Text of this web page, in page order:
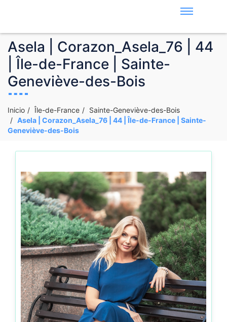
Asela | Corazon_Asela_76 | 44
| Île-de-France | Sainte-
Geneviève-des-Bois
Inicio Île-de-France
Sainte-Geneviève-des-Bois
Asela | Corazon_Asela_76 | 44 | Île-de-France | Sainte-
Geneviève-des-Bois